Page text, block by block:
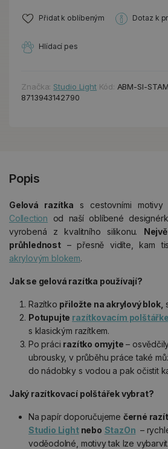
Přidat k oblíbeným Dotaz k
Hlídací pes
Značka: Studio Light Kód: ABM-SI-
8713943142790
Popis
Gelová razítka s cestovními
Collection od naší oblíbené
vyrobená z kvalitního silikonu.
průhlednost– přesně vidíte, kam
akrylovým blokem.
Jak se gelová razítka používají?
Razítko přiložte na akrylový blok,
Potupujte razítkovacím
s klasickým razítkem.
Po práci razítko omyjte –
ubrousky, v průběhu práce také
do nádobky s vodou a pak očistit
Jaký razítkovací polštářek vybrat?
Na papír doporučujeme černé
Studio Lightnebo StazOn –
voděodolné, motivy tak lze vybarvit.